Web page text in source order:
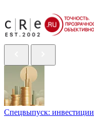
Спецвыпуск: инвестиции